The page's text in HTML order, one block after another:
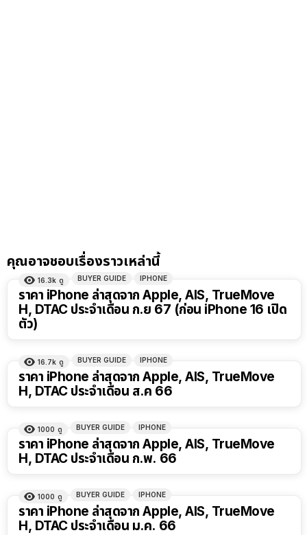
คุณอาจชอบเรื่องราวเหล่านี้
16.3k ดู BUYER GUIDE IPHONE
ราคา iPhone ล่าสุดจาก Apple, AIS, TrueMove
H, DTAC ประจำเดือน ก.ย 67 (ก่อน iPhone 16 เปิด
ตัว)
16.7k ดู BUYER GUIDE IPHONE
ราคา iPhone ล่าสุดจาก Apple, AIS, TrueMove
H, DTAC ประจำเดือน ส.ค 66
1000 ดู BUYER GUIDE IPHONE
ราคา iPhone ล่าสุดจาก Apple, AIS, TrueMove
H, DTAC ประจำเดือน ก.พ. 66
1000 ดู BUYER GUIDE IPHONE
ราคา iPhone ล่าสุดจาก Apple, AIS, TrueMove
H, DTAC ประจำเดือน ม.ค. 66